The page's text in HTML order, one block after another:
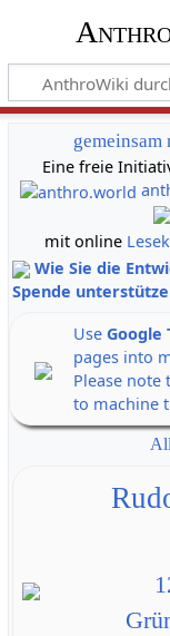
gemeinsam
Eine freie
mit online
Wie Sie die
Spende
Use Google
pages into
Please
to machine